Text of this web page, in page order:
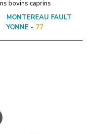
bovins caprins
MONTEREAU FAULT
YONNE - 77